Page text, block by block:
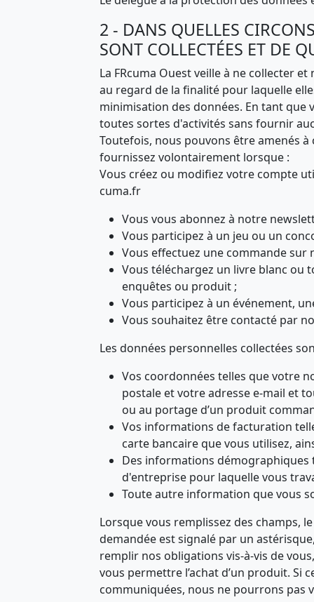
2 - DANS QUELLES
SONT COLLECTÉES ET DE
La FRcuma Ouest veille à ne collecter
au regard de la finalité pour laquelle
minimisation des données. En tant que
toutes sortes d'activités sans fournir
Toutefois, nous pouvons être amenés
fournissez volontairement lorsque :
Vous créez ou modifiez votre compte
cuma.fr
Vous vous abonnez à notre
Vous participez à un jeu ou un
Vous effectuez une commande sur
Vous téléchargez un livre blanc ou
enquêtes ou produit ;
Vous participez à un événement,
Vous souhaitez être contacté par
Les données personnelles collectées
Vos coordonnées telles que votre
postale et votre adresse e-mail et
ou au portage d’un produit
Vos informations de facturation
carte bancaire que vous utilisez,
Des informations démographiques
d'entreprise pour laquelle vous
Toute autre information que vous
Lorsque vous remplissez des champs,
demandée est signalé par un
remplir nos obligations vis-à-vis de
vous permettre l’achat d’un produit.
communiquées, nous ne pourrons pas